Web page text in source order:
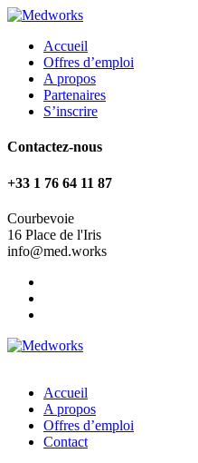
Accueil
Offres d’emploi
A propos
Partenaires
S’inscrire
Contactez-nous
+33 1 76 64 11 87
Courbevoie
16 Place de l'Iris
info@med.works
Accueil
A propos
Offres d’emploi
Contact